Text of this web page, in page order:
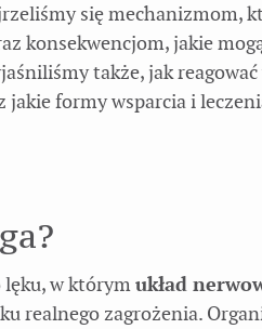
się mechanizmom,
konsekwencjom, jakie
także, jak reagować
formy wsparcia i
lęku, w którymukład
realnego zagrożenia.